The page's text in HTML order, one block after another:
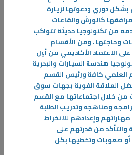
صناعة الكفاءات ودعم التنمية الوطنية
التي تشهدها دولة الكويت، يبرز دور
في إعداد كوادر هندسية
دوري ودعوتها لزيارة
كالورش والقاعات
من تكنولوجيا حديثة تتواكب
وحاجتها ، ومن الأقسام
الاعتماد الأكاديمي من أول
هندسة السيارات والبحرية
العلمي كافة ورئيس القسم
العلاقة القوية بجهات سوق
خلال اجتماعاتها مع القسم
ومناهجه وتدريب الطلبة
وإعدادهم للانخراط
والتأكد من قدرتهم على
صعوبات وتخطيها بكل